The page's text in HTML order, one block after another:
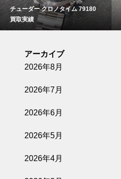
チューダー クロノタイム 79180
買取実績
アーカイブ
2026年8月
2026年7月
2026年6月
2026年5月
2026年4月